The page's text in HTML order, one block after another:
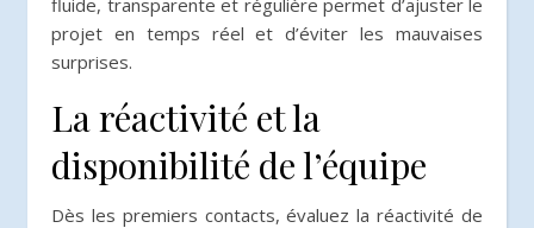
projet en temps réel et d’éviter les mauvaises
surprises.
La réactivité et la
disponibilité de l’équipe
Dès les premiers contacts, évaluez la réactivité de